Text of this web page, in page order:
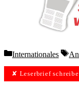
Categories
Internationales
✘ Leserbrief